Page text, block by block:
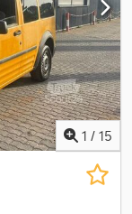
1 / 15